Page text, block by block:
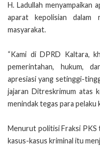
H. Ladullah menyampaikan
aparat kepolisian dalam
masyarakat.
“Kami di DPRD Kaltara,
pemerintahan, hukum,
apresiasi yang setinggi-
jajaran Ditreskrimum atas
menindak tegas para pelaku
Menurut politisi Fraksi PKS
kasus-kasus kriminal itu